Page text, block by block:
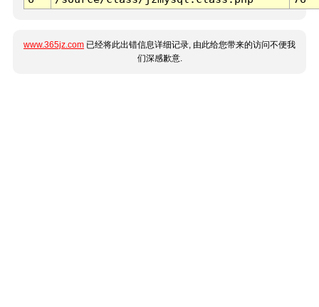
www.365jz.com 已经将此出错信息详细记录, 由此给您带来的访问不便我
们深感歉意.